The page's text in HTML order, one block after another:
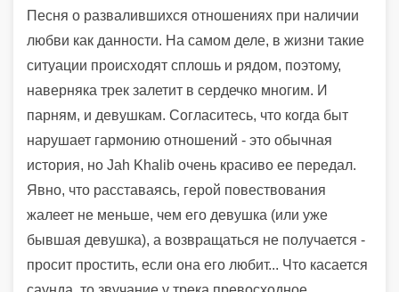
Песня о развалившихся отношениях при наличии
любви как данности. На самом деле, в жизни такие
ситуации происходят сплошь и рядом, поэтому,
наверняка трек залетит в сердечко многим. И
парням, и девушкам. Согласитесь, что когда быт
нарушает гармонию отношений - это обычная
история, но Jah Khalib очень красиво ее передал.
Явно, что расставаясь, герой повествования
жалеет не меньше, чем его девушка (или уже
бывшая девушка), а возвращаться не получается -
просит простить, если она его любит... Что касается